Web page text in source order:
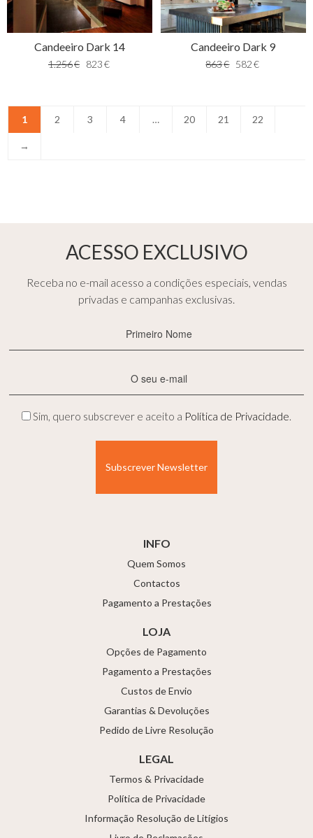
Candeeiro Dark 14
1.256€ 823€
Candeeiro Dark 9
863€ 582 €
1 2 3 4 … 20 21 22
→
ACESSO EXCLUSIVO
Receba no e-mail acesso a condições especiais, vendas
privadas e campanhas exclusivas.
Nome
mail
Privacidade
Sim, quero subscrever e aceito a Política de Privacidade
INFO
Quem Somos
Contactos
Pagamento a Prestações
LOJA
Opções de Pagamento
Pagamento a Prestações
Custos de Envio
Garantias & Devoluções
Pedido de Livre Resolução
LEGAL
Termos & Privacidade
Política de Privacidade
Informação Resolução de Litígios